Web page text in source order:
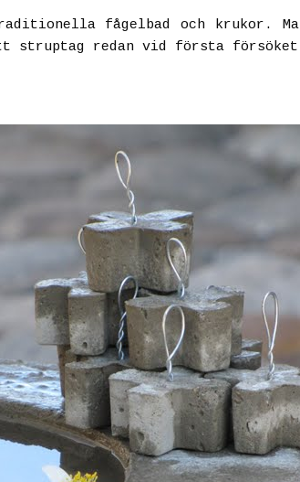
fågelbad och krukor.
struptag redan vid första